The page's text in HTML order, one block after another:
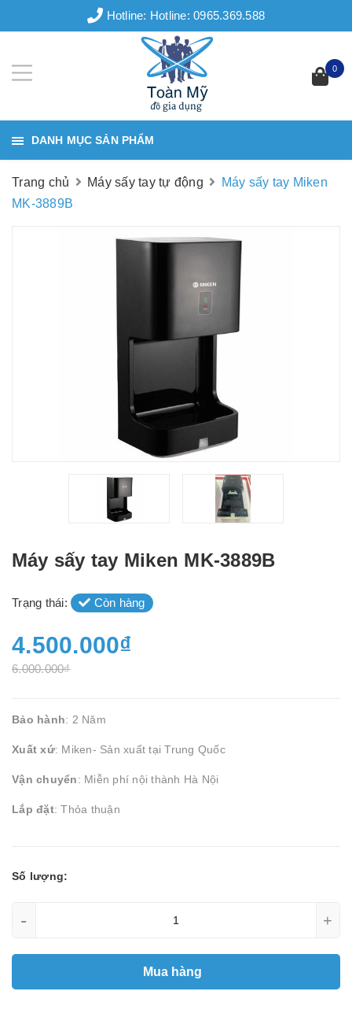
Hotline: Hotline: 0965.369.588
0
DANH MỤC SẢN PHẨM
Trang chủ Máy sấy tay tự động
Máy sấy tay Miken
MK-3889B
Máy sấy tay Miken MK-3889B
Trạng thái: Còn hàng
4.500.000₫
6.000.000₫
Bảo hành: 2 Năm
Xuất xứ: Miken- Sản xuất tại Trung Quốc
Vận chuyển: Miễn phí nội thành Hà Nội
Lắp đặt: Thỏa thuận
Số lượng:
- +
Mua hàng